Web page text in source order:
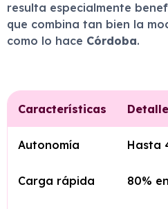
resulta especialmente
que combina tan bien la
como lo hace Córdoba.
Características
Autonomía Hasta
Carga rápida 80%